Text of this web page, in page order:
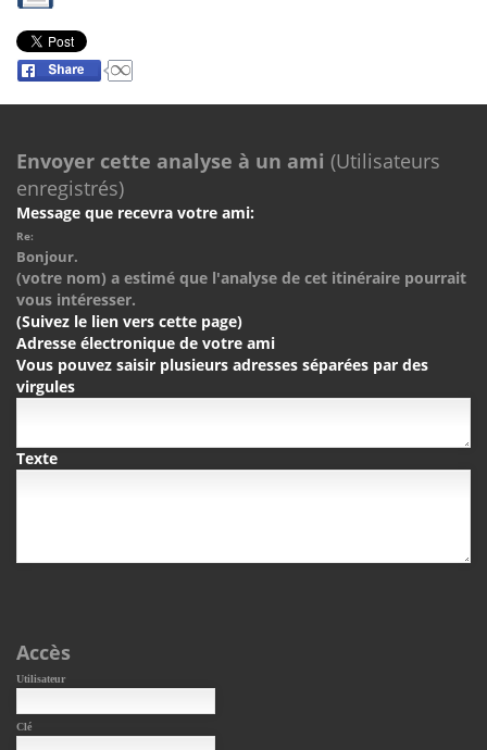
Envoyer cette analyse à un ami (Utilisateurs
enregistrés)
Message que recevra votre ami:
Re:
Bonjour.
(votre nom) a estimé que l'analyse de cet itinéraire pourrait
vous intéresser.
(Suivez le lien vers cette page)
Adresse électronique de votre ami
Vous pouvez saisir plusieurs adresses séparées par des
virgules
Texte
Accès
Utilisateur
Clé